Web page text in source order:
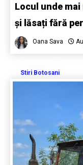
Locul unde
și lăsați fără
Oana Sava
Stiri Botosani